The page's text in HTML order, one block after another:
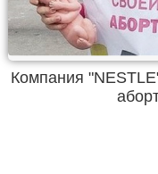
Компания